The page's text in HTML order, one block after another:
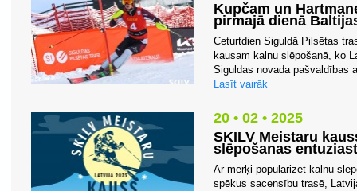
Kupčam un
pirmajā dienā
Ceturtdien Siguldā Pilsētas
kausam kalnu slēpošanā, ko
Siguldas novada pašvaldības
Lasīt vairāk
20 • 02 • 2025
SKILV Meistaru
slēpošanas
Ar mērķi popularizēt kalnu
spēkus sacensību trasē,